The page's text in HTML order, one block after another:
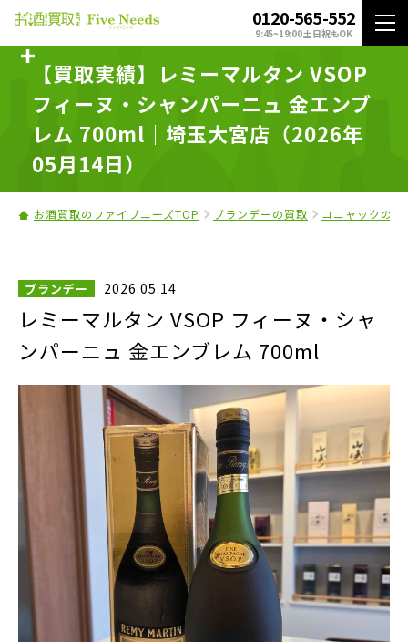
0120-565-552
9:45~19:00 土日祝もOK
【買取実績】レミーマルタン VSOP
フィーヌ・シャンパーニュ 金エンブ
レム 700ml｜埼玉大宮店（2026年
05月14日）
お酒買取のファイブニーズTOP ブランデーの買取 コニャックの買
ブランデー 2026.05.14
レミーマルタン VSOP フィーヌ・シャ
ンパーニュ 金エンブレム 700ml